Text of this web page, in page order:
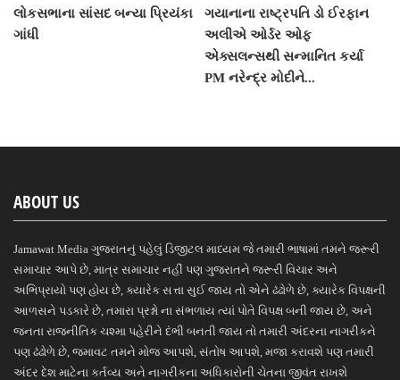
લોકસભાના સાંસદ બન્યા પ્રિયંકા
ગાંધી
ગયાનાના રાષ્ટ્રપતિ ડો ઈરફાન
અલીએ ઓર્ડર ઓફ
એક્સલન્સથી સન્માનિત કર્યા
PM નરેન્દ્ર મોદીને...
ABOUT US
Jamawat Media ગુજરાતનું પહેલું ડિજીટલ માધ્યમ જે તમારી ભાષામાં તમને જરૂરી
સમાચાર આપે છે, માત્ર સમાચાર નહીં પણ ગુજરાતને જરૂરી વિચાર અને
અભિપ્રાયો પણ હોય છે, ક્યારેક સત્તા સુઈ જાય તો એને ઢંઢોળે છે, ક્યારેક વિપક્ષની
આળસને પડકારે છે, તમારા પ્રશ્નો ના સંભળાય ત્યાં પોતે વિપક્ષ બની જાય છે, અને
જનતા રાજનીતિક ચશ્મા પહેરીને દંભી બનતી જાય તો તમારી અંદરના નાગરીકને
પણ ઢંઢોળે છે, જમાવટ તમને મોજ આપશે, સંતોષ આપશે, મજા કરાવશે પણ તમારી
અંદર દેશ માટેના કર્તવ્ય અને નાગરીકના અધિકારોની ચેતના જીવંત રાખશે